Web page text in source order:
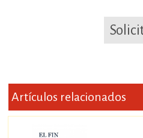
Artículos relacionados